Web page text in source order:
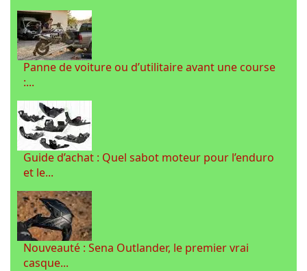
Panne de voiture ou d’utilitaire avant une course
:...
Guide d’achat : Quel sabot moteur pour l’enduro
et le...
Nouveauté : Sena Outlander, le premier vrai
casque...